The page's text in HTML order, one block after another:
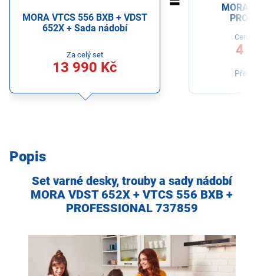
MORA VTCS 556 BXB + VDST
652X + Sada nádobí
Za celý set
13 990 Kč
MORA
Cena
4
Přejít
Popis
Set varné desky, trouby a sady nádobí
MORA VDST 652X + VTCS 556 BXB +
PROFESSIONAL 737859